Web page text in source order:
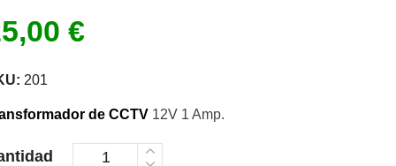
€
201
de CCTV12V 1 Amp.